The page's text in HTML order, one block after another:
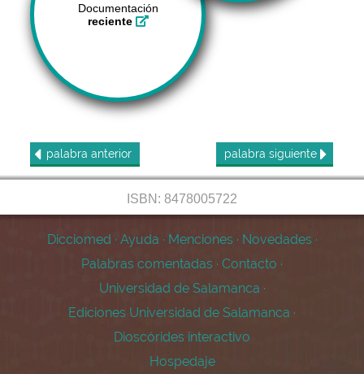
Documentación
reciente
palabra anterior palabra siguiente
ISBN: 8478005722
Dicciomed · Ayuda · Menciones · Novedades ·
Palabras comentadas · Contacto ·
Universidad de Salamanca ·
Ediciones Universidad de Salamanca ·
Dioscórides interactivo
Hospedaje